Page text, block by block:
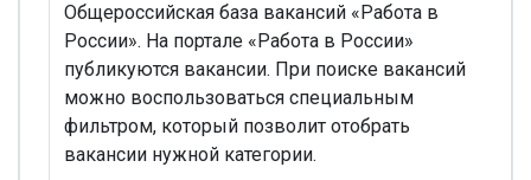
Общероссийская база вакансий «Работа в
России». На портале «Работа в России»
публикуются вакансии. При поиске вакансий
можно воспользоваться специальным
фильтром, который позволит отобрать
вакансии нужной категории.